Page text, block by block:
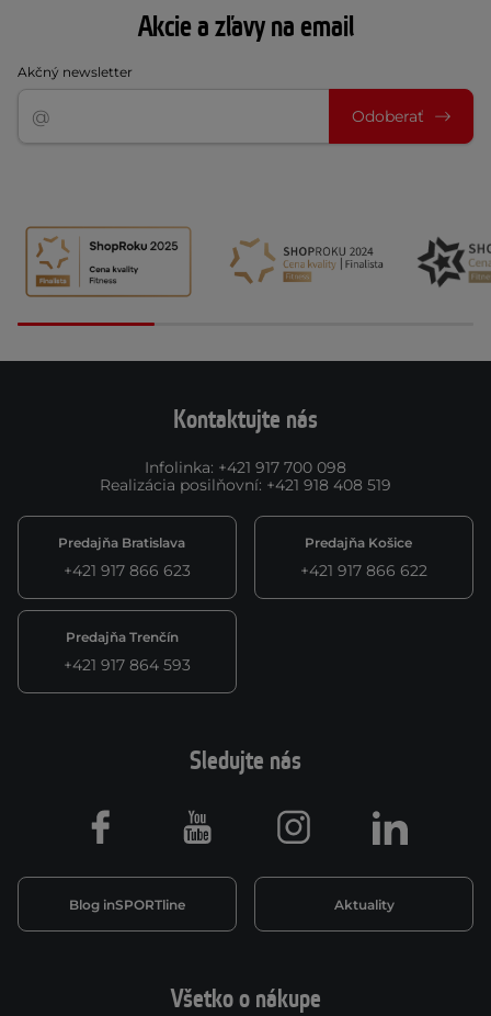
Akcie a zľavy na email
Akčný newsletter
Odoberať
Kontaktujte nás
Infolinka: +421 917 700 098
Realizácia posilňovní: +421 918 408 519
Predajňa Bratislava
+421 917 866 623
Predajňa Košice
+421 917 866 622
Predajňa Trenčín
+421 917 864 593
Všetko o nákupe
Sledujte nás
Blog inSPORTline Aktuality
Facebook Youtube Instagram LinkedIn